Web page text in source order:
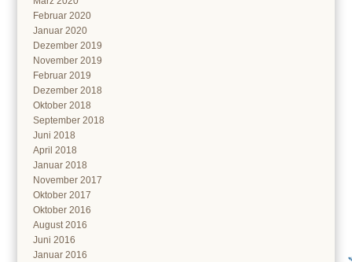
Februar 2020
Januar 2020
Dezember 2019
November 2019
Februar 2019
Dezember 2018
Oktober 2018
September 2018
Juni 2018
April 2018
Januar 2018
November 2017
Oktober 2017
Oktober 2016
August 2016
Juni 2016
Januar 2016